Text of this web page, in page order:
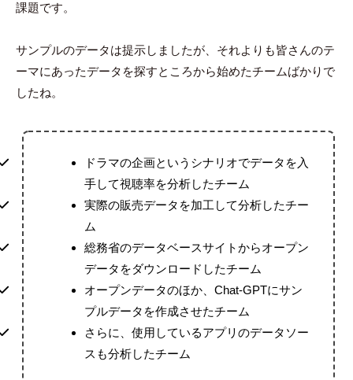
課題です。
サンプルのデータは提示しましたが、それよりも皆さんのテ
ーマにあったデータを探すところから始めたチームばかりで
したね。
ドラマの企画というシナリオでデータを入
手して視聴率を分析したチーム
実際の販売データを加工して分析したチー
ム
総務省のデータベースサイトからオープン
データをダウンロードしたチーム
オープンデータのほか、Chat-GPTにサン
プルデータを作成させたチーム
さらに、使用しているアプリのデータソー
スも分析したチーム